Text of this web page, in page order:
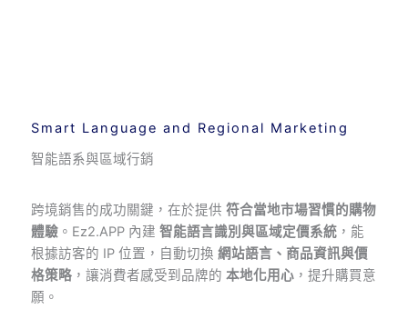
Smart Language and Regional Marketing
智能語系與區域行銷
跨境銷售的成功關鍵，在於提供 符合當地市場習慣的購物
體驗 。Ez2.APP 內建 智能語言識別與區域定價系統 ，能
根據訪客的 IP 位置，自動切換 網站語言、商品資訊與價
格策略 ，讓消費者感受到品牌的 本地化用心 ，提升購買意
願。